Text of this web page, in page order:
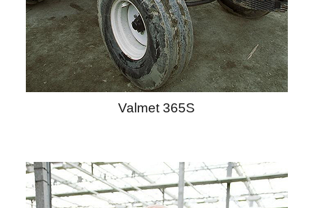
Valmet 365S